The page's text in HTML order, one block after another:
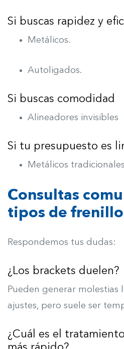
Si buscas rapidez y
Metálicos.
Autoligados.
Si buscas comodidad
Alineadores invisibles
Si tu presupuesto es
Metálicos tradicionales
Consultas
tipos de
Respondemos tus dudas:
¿Los brackets duelen?
Pueden generar molestias
ajustes, pero suele ser
¿Cuál es el